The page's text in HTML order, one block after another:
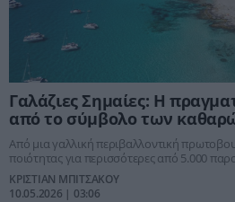
Γαλάζιες Σημαίες: Η
από το σύμβολο των
Από μια γαλλική περιβαλλοντική
ποιότητας για περισσότερες από 5.000
ΚΡΙΣΤΙΑΝ ΜΠΙΤΣΑΚΟΥ
10.05.2026 | 03:06